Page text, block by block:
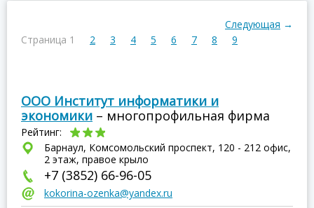
Следующая →
Страница 1
2 3 4 5 6 7 8 9
ООО Институт информатики и
экономики – многопрофильная фирма
Рейтинг:
Барнаул, Комсомольский проспект, 120 - 212 офис,
2 этаж, правое крыло
+7 (3852) 66-96-05
kokorina-ozenka@yandex.ru